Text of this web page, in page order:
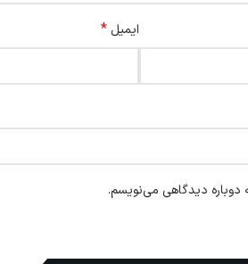
ایمیل*
دوباره دیدگاهی می‌نویسم.